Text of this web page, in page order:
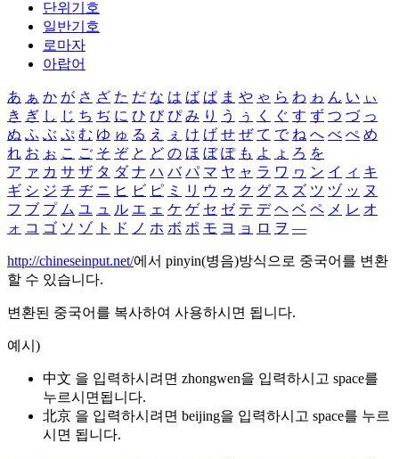
단위기호
일반기호
로마자
아랍어
あ ぁ か が さ ざ た だ な は ば ぱ ま や ゃ ら わ ゎ ん い ぃ
き ぎ し じ ち ぢ に ひ び ぴ み り う ぅ く ぐ す ず つ づ っ
ぬ ふ ぶ ぷ む ゆ ゅ る え ぇ け げ せ ぜ て で ね へ べ ぺ め
れ お ぉ こ ご そ ぞ と ど の ほ ぼ ぽ も よ ょ ろ を
ア ァ カ サ ザ タ ダ ナ ハ バ パ マ ヤ ャ ラ ワ ヮ ン イ ィ キ
ギ シ ジ チ ヂ ニ ヒ ビ ピ ミ リ ウ ゥ ク グ ス ズ ツ ヅ ッ ヌ
フ ブ プ ム ユ ュ ル エ ェ ケ ゲ セ ゼ テ デ ヘ ベ ペ メ レ オ
ォ コ ゴ ソ ゾ ト ド ノ ホ ボ ポ モ ヨ ョ ロ ヲ ―
http://chineseinput.net/에서 pinyin(병음)방식으로 중국어를 변환
할 수 있습니다.
변환된 중국어를 복사하여 사용하시면 됩니다.
예시)
中文 을 입력하시려면 zhongwen을 입력하시고 space를
누르시면됩니다.
北京 을 입력하시려면 beijing을 입력하시고 space를 누르
시면 됩니다.